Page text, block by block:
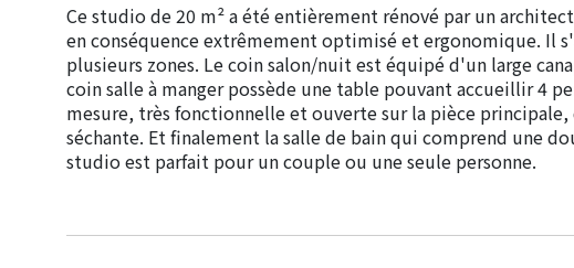
Ce studio de 20 m² a été entièrement rénové par un
en conséquence extrêmement optimisé et ergonomique. Il
plusieurs zones. Le coin salon/nuit est équipé d'un large
coin salle à manger possède une table pouvant accueillir 4
mesure, très fonctionnelle et ouverte sur la pièce
séchante. Et finalement la salle de bain qui comprend une
studio est parfait pour un couple ou une seule personne.